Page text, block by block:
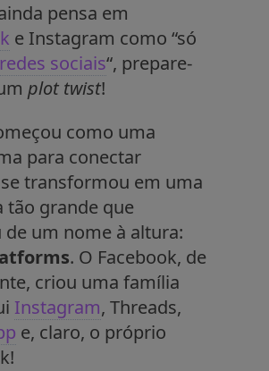
pensa em
e Instagram como “só
redes sociais“, prepare-
plot twist!
como uma
para conectar
transformou em uma
tão grande que
de um nome à altura:
. O Facebook, de
criou uma família
Instagram, Threads,
e, claro, o próprio